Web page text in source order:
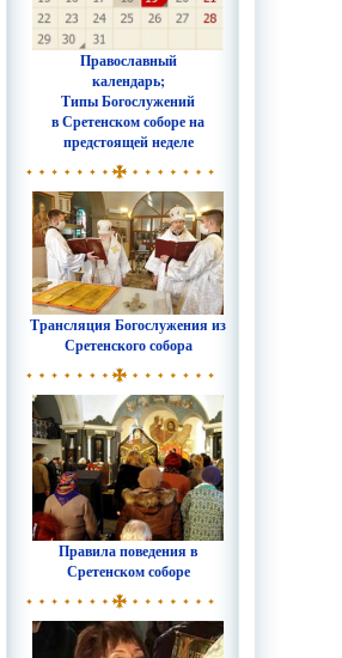
Православный
календарь;
Типы Богослужений
в Сретенском соборе на
предстоящей неделе
Трансляция Богослужения из
Сретенского собора
Правила поведения в
Сретенском соборе